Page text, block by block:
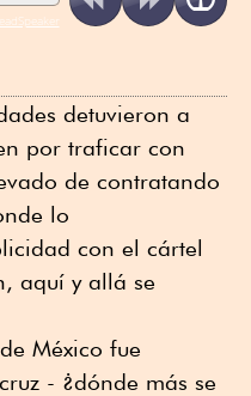
detuvieron a
por traficar con
de contratando
lo
con el cártel
aquí y allá se
México fue
- ¿dónde más se